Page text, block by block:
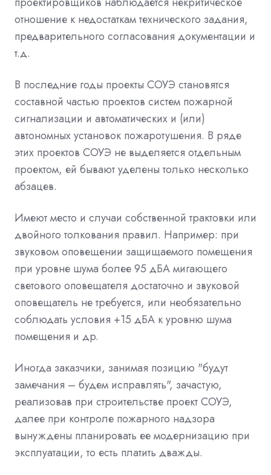
отношение к недостаткам технического задания,
предварительного согласования документации и
т.д.
В последние годы проекты СОУЭ становятся
составной частью проектов систем пожарной
сигнализации и автоматических и (или)
автономных установок пожаротушения. В ряде
этих проектов СОУЭ не выделяется отдельным
проектом, ей бывают уделены только несколько
абзацев.
Имеют место и случаи собственной трактовки или
двойного толкования правил. Например: при
звуковом оповещении защищаемого помещения
при уровне шума более 95 дБА мигающего
светового оповещателя достаточно и звуковой
оповещатель не требуется, или необязательно
соблюдать условия +15 дБА к уровню шума
помещения и др.
Иногда заказчики, занимая позицию "будут
замечания – будем исправлять", зачастую,
реализовав при строительстве проект СОУЭ,
далее при контроле пожарного надзора
вынуждены планировать ее модернизацию при
эксплуатации, то есть платить дважды.